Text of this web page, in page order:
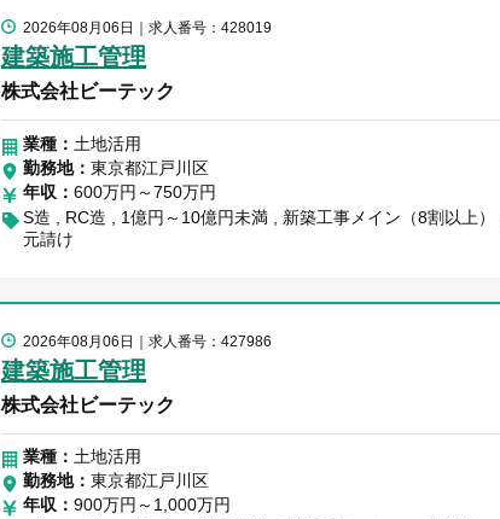
2026年08月06日 求人番号：428019
建築施工管理
株式会社ビーテック
業種： 土地活用
勤務地
東京都江戸川区
年収
600万円～750万円
S造
RC造 1億円～10億円未満
新築工事メイン（8割以上）
元請け
2026年08月06日 求人番号：427986
建築施工管理
株式会社ビーテック
業種： 土地活用
勤務地
東京都江戸川区
年収
900万円～1,000万円